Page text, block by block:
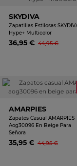
SKYDIVA
Zapatillas Estilosas
Hype+ Multicolor
36,95 € 44,95 €
AMARPIES
Zapatos Casual AMARPIES
Aog30096 En Beige Para
Señora
35,95 € 44,95 €